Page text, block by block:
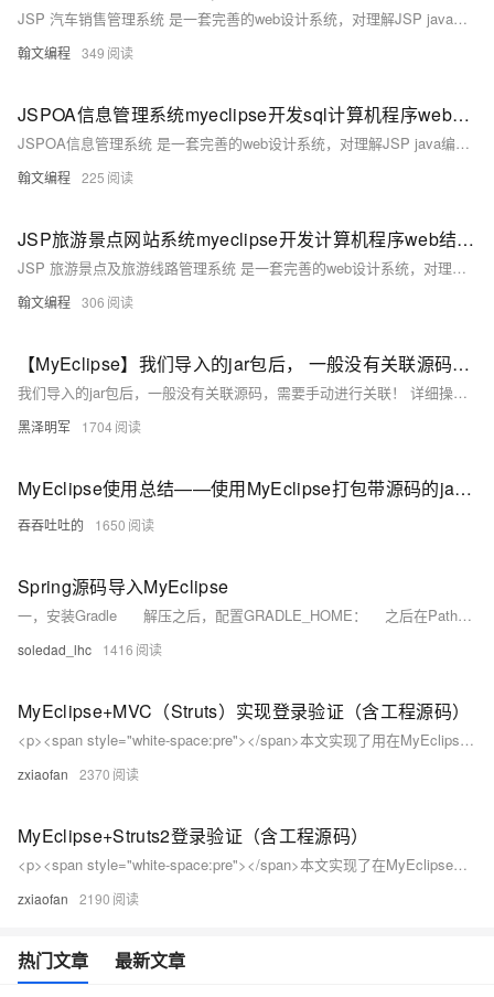
JSP 汽车销售管理系统 是一套完善的web设计系统，对理解JSP java编程开发语言有帮助，系统具有完整的源代码和数据库，系统主要采用B/S模式开发
翰文编程 349
JSPOA信息管理系统myeclipse开发sql计算机程序web结构java编程网页源码
JSPOA信息管理系统 是一套完善的web设计系统，对理解JSP java编程开发语言有帮助，系统具有完整的源代码和数据库，系统主要采用B/S模式开发。
翰文编程 225
JSP旅游景点网站系统myeclipse开发计算机程序web结构java编程网页源码
JSP 旅游景点及旅游线路管理系统 是一套完善的web设计系统，对理解JSP java编程开发语言有帮助，系统具有完整的源代码和数据库，系统主要采用B/S模式开发。
翰文编程 306
【MyEclipse】我们导入的jar包后， 一般没有关联源码， 需要手动进行关联！推荐这种方式。
我们导入的jar包后，一般没有关联源码，需要手动进行关联！ 详细操作过程如下： 导入成功后，小奶瓶就被贴上“标签”啦！这样在该工程下，查看源码就方便啦！我的GitHub地址：https://github.
黑泽明军 1704
MyEclipse使用总结——使用MyEclipse打包带源码的jar包
吞吞吐吐的 1650
Spring源码导入MyEclipse
一，安装Gradle 解压之后，配置GRADLE_HOME： 之后在Path中加入： cmd监测是否安装成功：输入 gradle 出现上面结果表示安装成功。
soledad_lhc 1416
MyEclipse+MVC（Struts）实现登录验证（含工程源码）
<p><span style="white-space:pre"></span>本文实现了用在MyEclipse下用MVC实现登录验证，适合新手入门，文末提供工程文件源码下载。</p> <h1>1. 新建工程Web Project工程0624mvc</h1> <h1>2.选中工程，右键—》MyEclipse—》Add Struts Capabilities</h1> <h1>如图</
zxiaofan 2370
MyEclipse+Struts2登录验证（含工程源码）
<p><span style="white-space:pre"></span>本文实现了在MyEclipse下用Struts2查询SQLServer数据库实现登录验证，适合新手入门，文末提供工程文件源码下载。</p> <h1>1. 新建工程Web Project工程0624Struts2</h1> <h1>2.Add Struts Capabilities</h1> <p><spa
zxiaofan 2190
热门文章 最新文章